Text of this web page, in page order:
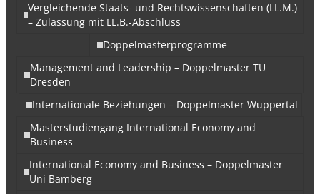
Vergleichende Staats- und Rechtswissenschaften (LL.M.)
– Zulassung mit LL.B.-Abschluss
Doppelmasterprogramme
Management and Leadership – Doppelmaster TU
Dresden
Internationale Beziehungen – Doppelmaster Wuppertal
Masterstudiengang International Economy and
Business
International Economy and Business – Doppelmaster
Uni Bamberg